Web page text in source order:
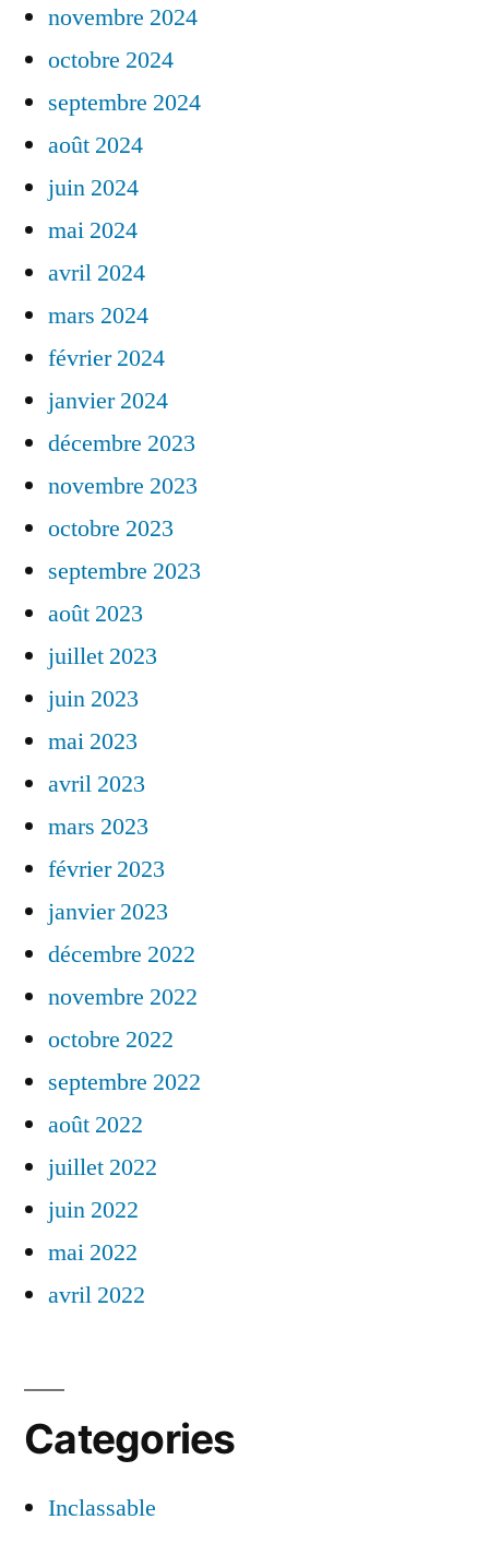
novembre 2024
octobre 2024
septembre 2024
août 2024
juin 2024
mai 2024
avril 2024
mars 2024
février 2024
janvier 2024
décembre 2023
novembre 2023
octobre 2023
septembre 2023
août 2023
juillet 2023
juin 2023
mai 2023
avril 2023
mars 2023
février 2023
janvier 2023
décembre 2022
novembre 2022
octobre 2022
septembre 2022
août 2022
juillet 2022
juin 2022
mai 2022
avril 2022
Categories
Inclassable